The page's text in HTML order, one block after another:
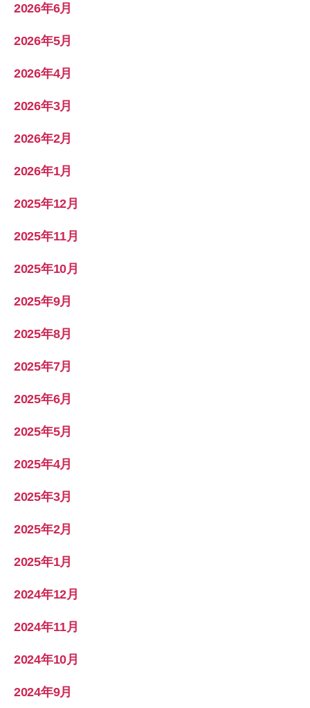
2026年6月
2026年5月
2026年4月
2026年3月
2026年2月
2026年1月
2025年12月
2025年11月
2025年10月
2025年9月
2025年8月
2025年7月
2025年6月
2025年5月
2025年4月
2025年3月
2025年2月
2025年1月
2024年12月
2024年11月
2024年10月
2024年9月